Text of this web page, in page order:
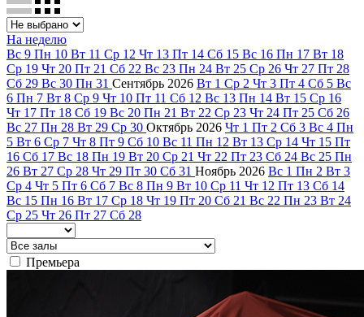
На неделю
Вс 9 Пн 10 Вт 11 Ср 12 Чт 13 Пт 14 Сб 15 Вс 16 Пн 17 Вт 18
Ср 19 Чт 20 Пт 21 Сб 22 Вс 23 Пн 24 Вт 25 Ср 26 Чт 27 Пт 28
Сб 29 Вс 30 Пн 31 Сентябрь 2026 Вт 1 Ср 2 Чт 3 Пт 4 Сб 5 Вс
6 Пн 7 Вт 8 Ср 9 Чт 10 Пт 11 Сб 12 Вс 13 Пн 14 Вт 15 Ср 16
Чт 17 Пт 18 Сб 19 Вс 20 Пн 21 Вт 22 Ср 23 Чт 24 Пт 25 Сб 26
Вс 27 Пн 28 Вт 29 Ср 30 Октябрь 2026 Чт 1 Пт 2 Сб 3 Вс 4 Пн
5 Вт 6 Ср 7 Чт 8 Пт 9 Сб 10 Вс 11 Пн 12 Вт 13 Ср 14 Чт 15 Пт
16 Сб 17 Вс 18 Пн 19 Вт 20 Ср 21 Чт 22 Пт 23 Сб 24 Вс 25 Пн
26 Вт 27 Ср 28 Чт 29 Пт 30 Сб 31 Ноябрь 2026 Вс 1 Пн 2 Вт 3
Ср 4 Чт 5 Пт 6 Сб 7 Вс 8 Пн 9 Вт 10 Ср 11 Чт 12 Пт 13 Сб 14
Вс 15 Пн 16 Вт 17 Ср 18 Чт 19 Пт 20 Сб 21 Вс 22 Пн 23 Вт 24
Ср 25 Чт 26 Пт 27 Сб 28
Премьера